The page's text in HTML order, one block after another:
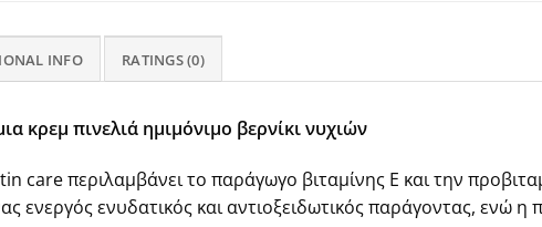
INFO RATINGS (0)
κρεμ πινελιά ημιμόνιμο βερνίκι νυχιών
care περιλαμβάνει το παράγωγο βιταμίνης Ε και την
ενεργός ενυδατικός και αντιοξειδωτικός παράγοντας, ενώ η